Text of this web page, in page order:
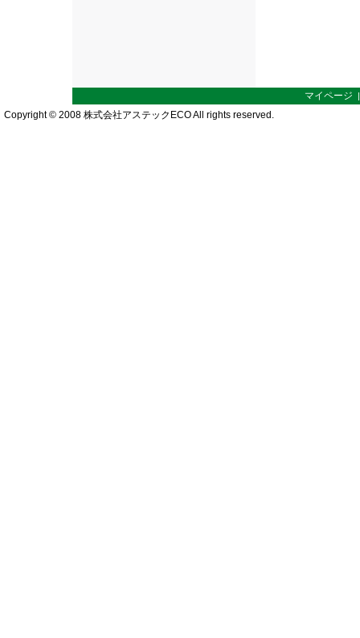
マイページ
Copyright © 2008 株式会社アステックECO All rights reserved.